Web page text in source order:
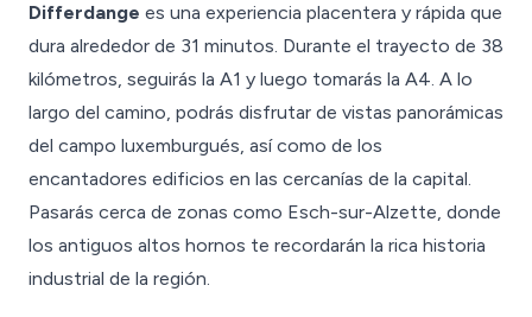
Differdange es una experiencia placentera y rápida que
dura alrededor de 31 minutos. Durante el trayecto de 38
kilómetros, seguirás la A1 y luego tomarás la A4. A lo
largo del camino, podrás disfrutar de vistas panorámicas
del campo luxemburgués, así como de los
encantadores edificios en las cercanías de la capital.
Pasarás cerca de zonas como Esch-sur-Alzette, donde
los antiguos altos hornos te recordarán la rica historia
industrial de la región.